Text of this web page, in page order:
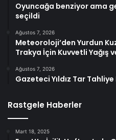
Oyuncağa benziyor ama
seçildi
Ağustos 7, 2026
Meteoroloji’den Yurdun
Trakya İçin Kuvvetli Yağış
Ağustos 7, 2026
Gazeteci Yıldız Tar Tahliye
Rastgele Haberler
Mart 18, 2025